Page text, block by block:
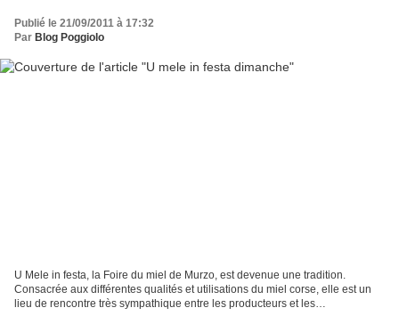
Publié le 21/09/2011 à 17:32
Par Blog Poggiolo
U Mele in festa, la Foire du miel de Murzo, est devenue une tradition.
Consacrée aux différentes qualités et utilisations du miel corse, elle est un
lieu de rencontre très sympathique entre les producteurs et les